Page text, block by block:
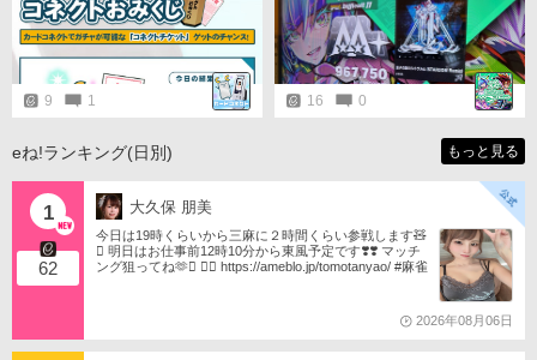
9 1 16 0
eね!ランキング(日別) もっと見る
1
62
大久保 朋美
今日は19時くらいから三麻に２時間くらい参戦します🧸
󾬏 明日はお仕事前12時10分から東風予定です❣️❣️ マッチ
ング狙ってね🫶󾬍 󾕆⇨ https://ameblo.jp/tomotanyao/ #麻雀
2026年08月06日